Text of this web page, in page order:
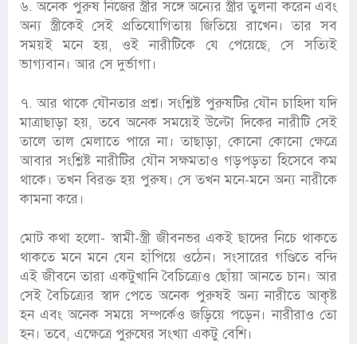
৬. অনেক পুরুষ নিজের স্ত্রীর সঙ্গে অন্যের স্ত্রীর তুলনা করেন এবং
অন্য স্ত্রীকেই সেই প্রতিযোগিতায় জিতিয়ে রাখেন। তার সব
সময়ই মনে হয়, ওই নারীটিকে যে পেয়েছে, সে সত্যিই
ভাগ্যবান। আর সে দুর্ভাগা।
৭. আর থাকে যৌনতার প্রশ্ন। সংশ্লিষ্ট পুরুষটির যৌন চাহিদা যদি
মাত্রাছাড়া হয়, তবে অনেক সময়েই উল্টো দিকের নারীটি সেই
তালে তাল মেলাতে পারে না। তাছাড়া, কোনো কোনো ক্ষেত্রে
আবার সংশ্লিষ্ট নারীটির যৌন সক্ষমতাও গড়পড়তা হিসেবে কম
থাকে। তখন বিরক্ত হয় পুরুষ। সে তখন মনে-মনে অন্য নারীকে
কামনা করে।
মোট কথা হলো- স্বামী-স্ত্রী জীবনভর একই ছাদের নিচে থাকতে
থাকতে মনে মনে যেন হাঁপিয়ে ওঠেন। সংসারের গণ্ডিতে বন্দি
এই জীবনে তারা একটুখানি বৈচিত্র্যেও ছোঁয়া আনতে চান। আর
সেই বৈচিত্র্যের স্বাদ পেতে অনেক পুরুষই অন্য নারীতে আকৃষ্ট
হন এবং অনেক সময়ে সম্পর্কেও জড়িয়ে পড়েন। নারীরাও তো
হন। তবে, এক্ষেত্রে পুরুষের সংখ্যা একটু বেশি।